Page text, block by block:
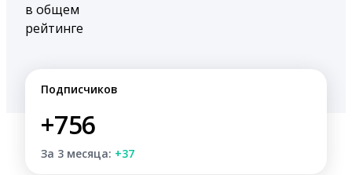
в общем
рейтинге
Подписчиков
+756
За 3 месяца: +37